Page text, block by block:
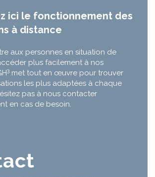
ici le fonctionnement des
à distance
aux personnes en situation de
plus facilement à nos
3 met tout en œuvre pour trouver
les plus adaptées à chaque
pas à nous contacter
en cas de besoin.